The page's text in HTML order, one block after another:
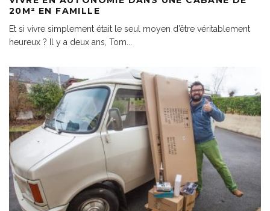
20M² EN FAMILLE
Et si vivre simplement était le seul moyen d’être véritablement
heureux ? Il y a deux ans, Tom